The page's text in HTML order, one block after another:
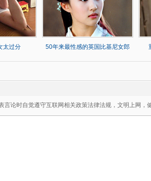
太过分 50年来最性感的英国比基尼女郎
言论时自觉遵守互联网相关政策法律法规，文明上网，